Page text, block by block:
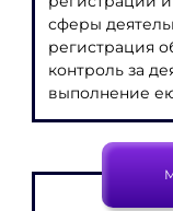
сферы
регистрация
контроль за
выполнение